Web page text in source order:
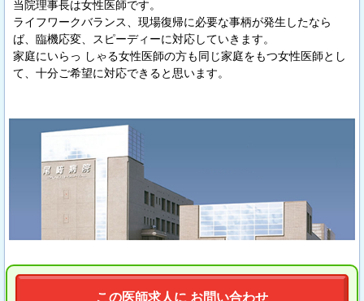
当院理事長は女性医師です。
ライフワークバランス、現場復帰に必要な事柄が発生したなら
ば、臨機応変、スピーディーに対応していきます。
家庭にいらっ しゃる女性医師の方も同じ家庭をもつ女性医師とし
て、十分ご希望に対応できると思います。
この医師求人に お問い合わせ